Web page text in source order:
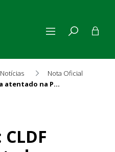
Notícias
Nota Oficial
Nota Oficial: CLDF repudia atentado na Praça dos Três Poderes